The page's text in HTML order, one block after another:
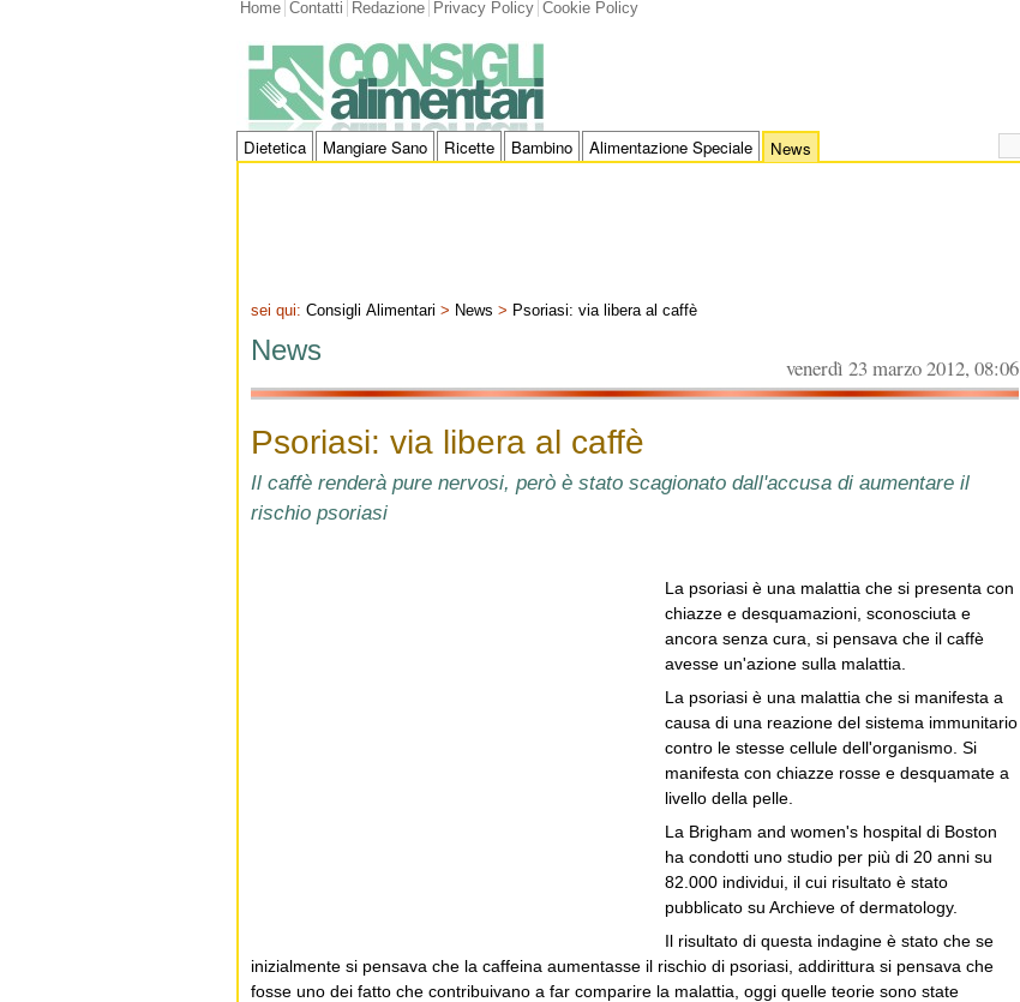
Home Contatti Redazione Privacy Policy Cookie Policy
Dietetica Mangiare Sano Ricette Bambino Alimentazione Speciale News
sei qui: Consigli Alimentari > News > Psoriasi: via libera al caffè
News
venerdì 23 marzo 2012, 08:06
Psoriasi: via libera al caffè
Il caffè renderà pure nervosi, però è stato scagionato dall'accusa di aumentare il
rischio psoriasi
La psoriasi è una malattia che si presenta con
chiazze e desquamazioni, sconosciuta e
ancora senza cura, si pensava che il caffè
avesse un'azione sulla malattia.
La psoriasi è una malattia che si manifesta a
causa di una reazione del sistema immunitario
contro le stesse cellule dell'organismo. Si
manifesta con chiazze rosse e desquamate a
livello della pelle.
La Brigham and women's hospital di Boston
ha condotti uno studio per più di 20 anni su
82.000 individui, il cui risultato è stato
pubblicato su Archieve of dermatology.
Il risultato di questa indagine è stato che se
inizialmente si pensava che la caffeina aumentasse il rischio di psoriasi, addirittura si pensava che
fosse uno dei fatto che contribuivano a far comparire la malattia, oggi quelle teorie sono state